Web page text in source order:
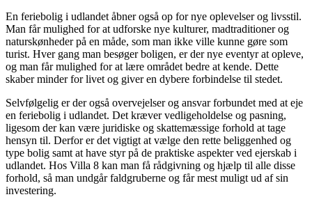
En feriebolig i udlandet åbner også op for nye oplevelser og livsstil.
Man får mulighed for at udforske nye kulturer, madtraditioner og
naturskønheder på en måde, som man ikke ville kunne gøre som
turist. Hver gang man besøger boligen, er der nye eventyr at opleve,
og man får mulighed for at lære området bedre at kende. Dette
skaber minder for livet og giver en dybere forbindelse til stedet.
Selvfølgelig er der også overvejelser og ansvar forbundet med at eje
en feriebolig i udlandet. Det kræver vedligeholdelse og pasning,
ligesom der kan være juridiske og skattemæssige forhold at tage
hensyn til. Derfor er det vigtigt at vælge den rette beliggenhed og
type bolig samt at have styr på de praktiske aspekter ved ejerskab i
udlandet. Hos Villa 8 kan man få rådgivning og hjælp til alle disse
forhold, så man undgår faldgruberne og får mest muligt ud af sin
investering.